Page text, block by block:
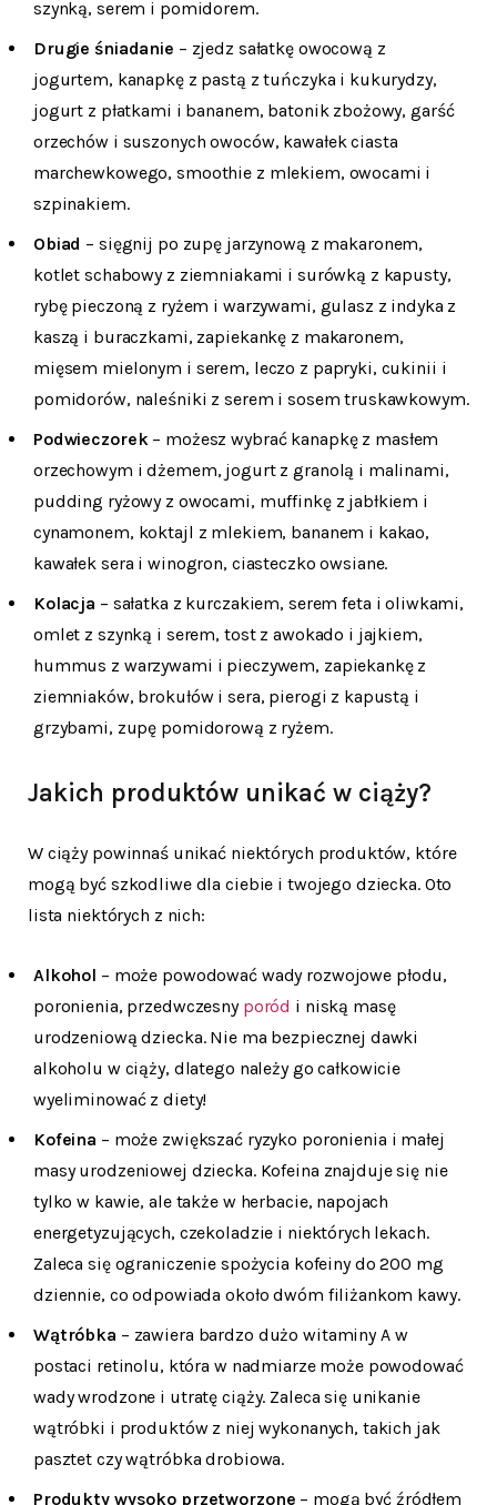
szynką, serem i pomidorem.
Drugie śniadanie – zjedz sałatkę owocową z
jogurtem, kanapkę z pastą z tuńczyka i kukurydzy,
jogurt z płatkami i bananem, batonik zbożowy, garść
orzechów i suszonych owoców, kawałek ciasta
marchewkowego, smoothie z mlekiem, owocami i
szpinakiem.
Obiad – sięgnij po zupę jarzynową z makaronem,
kotlet schabowy z ziemniakami i surówką z kapusty,
rybę pieczoną z ryżem i warzywami, gulasz z indyka z
kaszą i buraczkami, zapiekankę z makaronem,
mięsem mielonym i serem, leczo z papryki, cukinii i
pomidorów, naleśniki z serem i sosem truskawkowym.
Podwieczorek– możesz wybrać kanapkę z masłem
orzechowym i dżemem, jogurt z granolą i malinami,
pudding ryżowy z owocami, muffinkę z jabłkiem i
cynamonem, koktajl z mlekiem, bananem i kakao,
kawałek sera i winogron, ciasteczko owsiane.
Kolacja – sałatka z kurczakiem, serem feta i oliwkami,
omlet z szynką i serem, tost z awokado i jajkiem,
hummus z warzywami i pieczywem, zapiekankę z
ziemniaków, brokułów i sera, pierogi z kapustą i
grzybami, zupę pomidorową z ryżem.
Jakich produktów unikać w ciąży?
W ciąży powinnaś unikać niektórych produktów, które
mogą być szkodliwe dla ciebie i twojego dziecka. Oto
lista niektórych z nich:
Alkohol – może powodować wady rozwojowe płodu,
poronienia, przedwczesny poród i niską masę
urodzeniową dziecka. Nie ma bezpiecznej dawki
alkoholu w ciąży, dlatego należy go całkowicie
wyeliminować z diety!
Kofeina – może zwiększać ryzyko poronienia i małej
masy urodzeniowej dziecka. Kofeina znajduje się nie
tylko w kawie, ale także w herbacie, napojach
energetyzujących, czekoladzie i niektórych lekach.
Zaleca się ograniczenie spożycia kofeiny do 200 mg
dziennie, co odpowiada około dwóm filiżankom kawy.
Wątróbka – zawiera bardzo dużo witaminy A w
postaci retinolu, która w nadmiarze może powodować
wady wrodzone i utratę ciąży. Zaleca się unikanie
wątróbki i produktów z niej wykonanych, takich jak
pasztet czy wątróbka drobiowa.
Produkty wysoko przetworzone – mogą być źródłem